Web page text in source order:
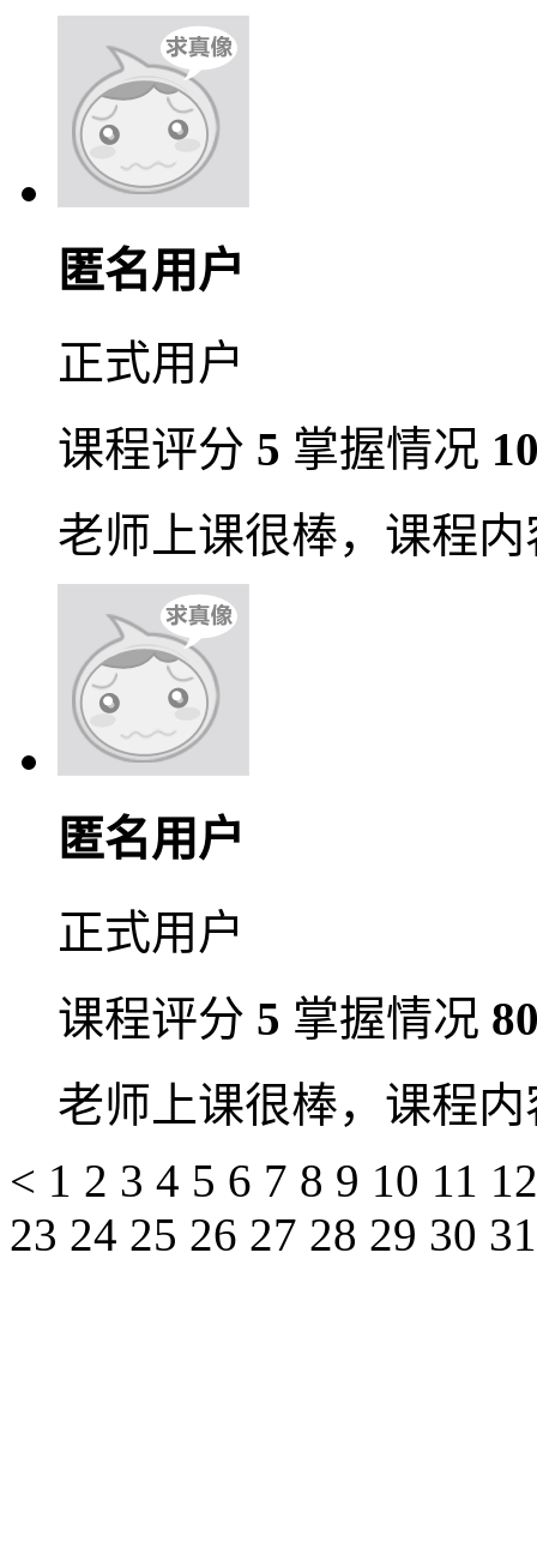
匿名用户
正式用户
课程评分 5 掌握情况
老师上课很棒，课程
匿名用户
正式用户
课程评分 5 掌握情况
老师上课很棒，课程
< 1 2 3 4 5 6 7 8 9 10 11
23 24 25 26 27 28 29 30